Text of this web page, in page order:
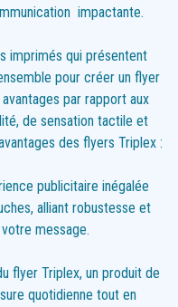
impactante.
imprimés qui présentent
pour créer un flyer
par rapport aux
de sensation tactile et
des flyers Triplex :
publicitaire inégalée
alliant robustesse et
message.
flyer Triplex, un produit de
quotidienne tout en